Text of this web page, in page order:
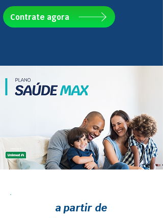
Contrate agora
a partir de